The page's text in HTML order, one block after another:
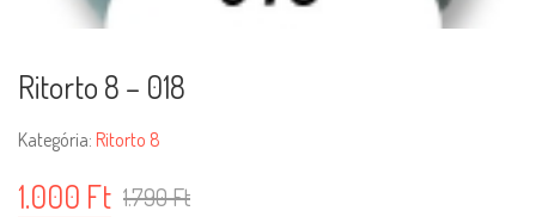
Ritorto 8 – 018
Kategória: Ritorto 8
1.790Ft
1.000 Ft